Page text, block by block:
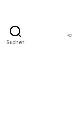
Suchen